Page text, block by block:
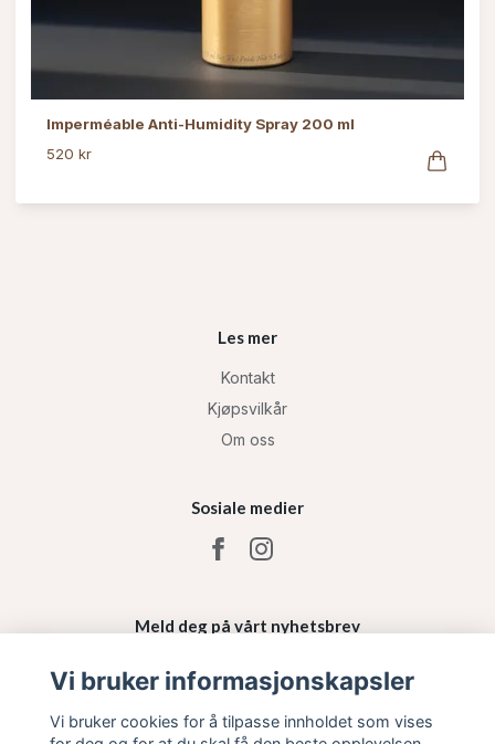
Imperméable Anti-Humidity Spray 200 ml
520 kr
Les mer
Kontakt
Kjøpsvilkår
Om oss
Sosiale medier
Meld deg på vårt nyhetsbrev
Påmelding
Vi bruker informasjonskapsler
Vi bruker cookies for å tilpasse innholdet som vises